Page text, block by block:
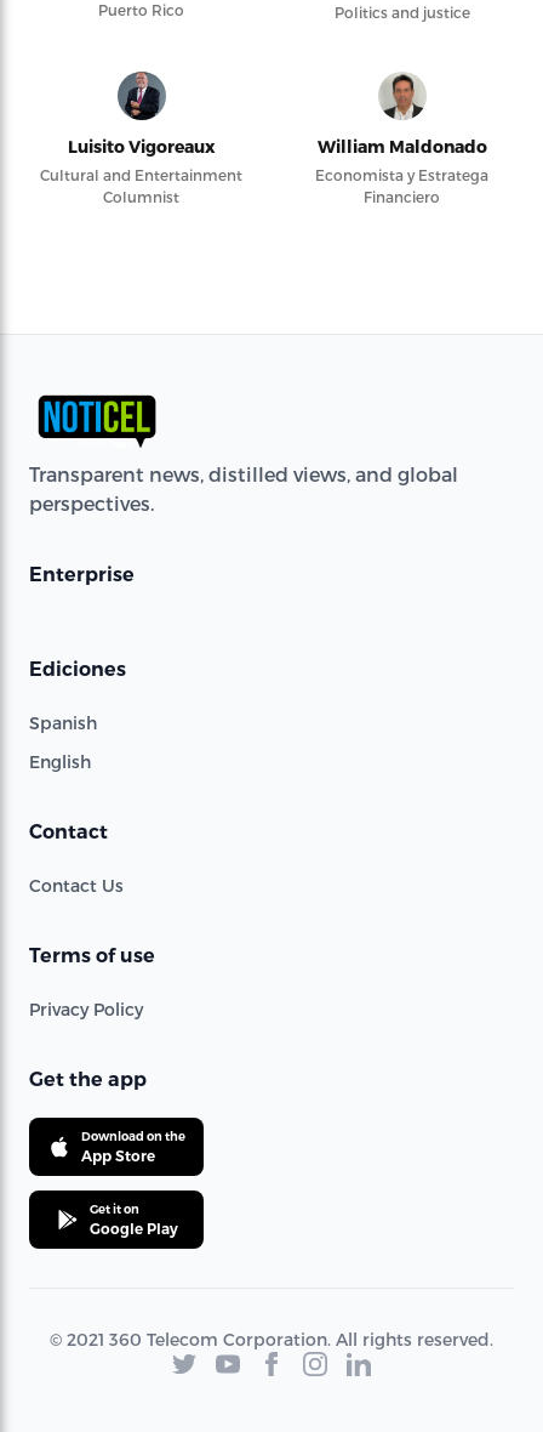
Puerto Rico
Politics and justice
Luisito Vigoreaux
Cultural and Entertainment
Columnist
William Maldonado
Economista y Estratega
Financiero
Transparent news, distilled views, and global
perspectives.
Enterprise
Ediciones
Spanish
English
Contact
Contact Us
Terms of use
Privacy Policy
Get the app
Download on the
App Store
Get it on
Google Play
© 2021 360 Telecom Corporation. All rights reserved.